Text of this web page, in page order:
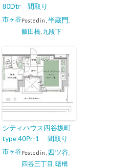
80Dtr 間取り
Posted in
市ヶ谷 半蔵門
飯田橋, 九段下
シティハウス四谷坂町
type 40Pr-1 間取り
Posted in
市ヶ谷 四ツ谷,
四谷三丁目 曙橋